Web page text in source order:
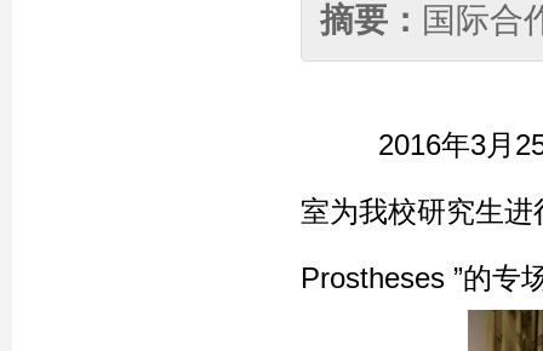
摘要： 国际合
2016年3月
室为我校研究生进
Prostheses ”的专